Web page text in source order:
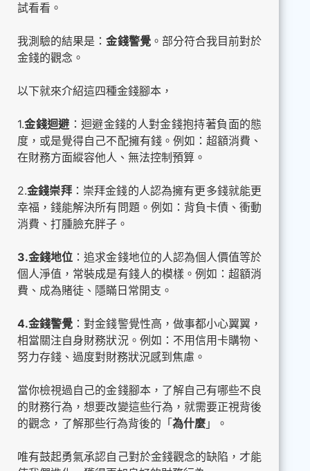
試看看。
我測驗的結果是：金錢警覺。部分符合我目前對於
金錢的觀念。
以下就來介紹這四種金錢腳本，
1.金錢迴避 ：迴避金錢的人對金錢抱持著負面的態
度，或是覺得自己不配擁有錢。例如：超額消費、
在財務方面縱容他人、無法控制預算。
2.金錢崇拜：崇拜金錢的人認為擁有更多錢就能更
幸福，錢能解決所有問題。例如：背負卡債、衝動
消費、打腫臉充胖子。
3.金錢地位 ：追求金錢地位的人認為個人價值等於
個人淨值，常裝成是有錢人的模樣。例如：超額消
費、成為賭徒、隱瞞日常開支。
4.金錢警覺 ：對金錢警覺性高，做事都小心翼翼，
相當關注自身財務狀況。例如：不用信用卡購物、
努力存錢、過度對財務狀況感到焦慮。
當你檢視過自己的金錢腳本，了解自己有哪些不良
的財務行為，想要改變這些行為，就需要正視背後
的觀念，了解那些行為背後的「 為什麼 」。
唯有鼓起勇氣承認自己對於金錢觀念的缺陷，才能